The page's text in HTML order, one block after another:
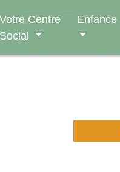
Votre Centre
Social
Enfance